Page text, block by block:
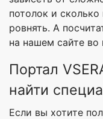
потолок и
ровнять. А
на нашем сайте во
Портал
найти
Если вы хотите